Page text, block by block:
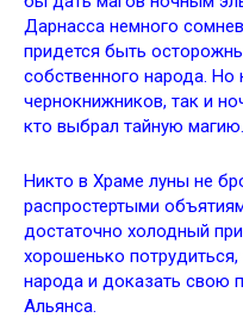
Дарнасса немного
придется быть
собственного народа. Но
чернокнижников, так и
кто выбрал тайную магию.
Никто в Храме луны не
распростертыми
достаточно холодный
хорошенько
народа и доказать свою
Альянса.